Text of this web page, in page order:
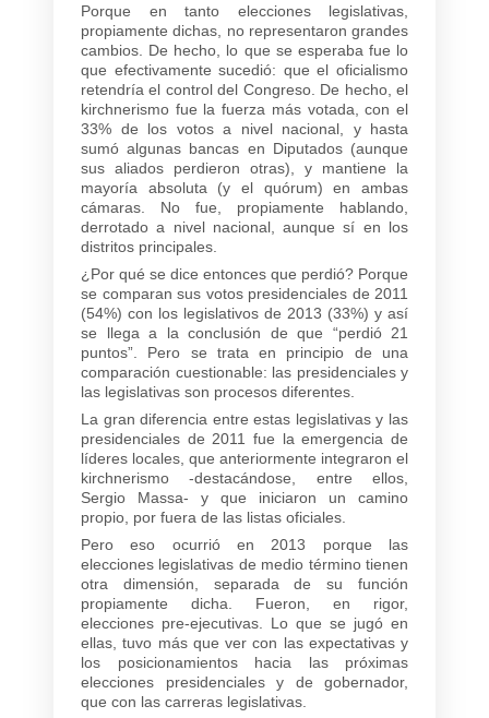
Porque en tanto elecciones legislativas,
propiamente dichas, no representaron grandes
cambios. De hecho, lo que se esperaba fue lo
que efectivamente sucedió: que el oficialismo
retendría el control del Congreso. De hecho, el
kirchnerismo fue la fuerza más votada, con el
33% de los votos a nivel nacional, y hasta
sumó algunas bancas en Diputados (aunque
sus aliados perdieron otras), y mantiene la
mayoría absoluta (y el quórum) en ambas
cámaras. No fue, propiamente hablando,
derrotado a nivel nacional, aunque sí en los
distritos principales.
¿Por qué se dice entonces que perdió? Porque
se comparan sus votos presidenciales de 2011
(54%) con los legislativos de 2013 (33%) y así
se llega a la conclusión de que “perdió 21
puntos”. Pero se trata en principio de una
comparación cuestionable: las presidenciales y
las legislativas son procesos diferentes.
La gran diferencia entre estas legislativas y las
presidenciales de 2011 fue la emergencia de
líderes locales, que anteriormente integraron el
kirchnerismo -destacándose, entre ellos,
Sergio Massa- y que iniciaron un camino
propio, por fuera de las listas oficiales.
Pero eso ocurrió en 2013 porque las
elecciones legislativas de medio término tienen
otra dimensión, separada de su función
propiamente dicha. Fueron, en rigor,
elecciones pre-ejecutivas. Lo que se jugó en
ellas, tuvo más que ver con las expectativas y
los posicionamientos hacia las próximas
elecciones presidenciales y de gobernador,
que con las carreras legislativas.